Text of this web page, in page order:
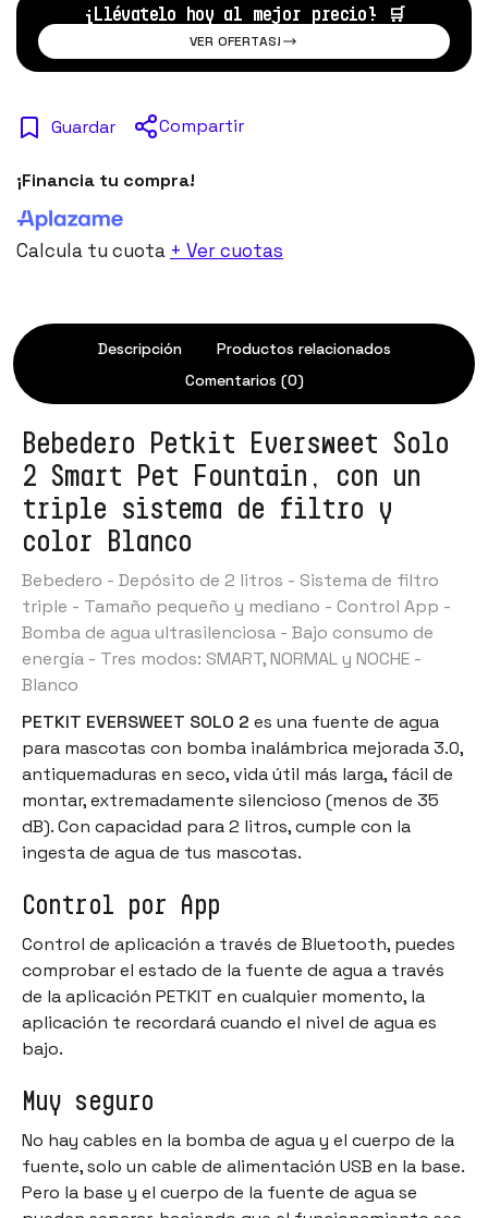
¡Llévatelo hoy al mejor precio! 🛒
VER OFERTAS!
Guardar Compartir
¡Financia tu compra!
Calcula tu cuota + Ver cuotas
Descripción
Productos relacionados
Comentarios (0)
Bebedero Petkit Eversweet Solo
2 Smart Pet Fountain, con un
triple sistema de filtro y
color Blanco
Bebedero - Depósito de 2 litros - Sistema de filtro
triple - Tamaño pequeño y mediano - Control App -
Bomba de agua ultrasilenciosa - Bajo consumo de
energía - Tres modos: SMART, NORMAL y NOCHE -
Blanco
PETKIT EVERSWEET SOLO 2 es una fuente de agua
para mascotas con bomba inalámbrica mejorada 3.0,
antiquemaduras en seco, vida útil más larga, fácil de
montar, extremadamente silencioso (menos de 35
dB). Con capacidad para 2 litros, cumple con la
ingesta de agua de tus mascotas.
Control por App
Control de aplicación a través de Bluetooth, puedes
comprobar el estado de la fuente de agua a través
de la aplicación PETKIT en cualquier momento, la
aplicación te recordará cuando el nivel de agua es
bajo.
Muy seguro
No hay cables en la bomba de agua y el cuerpo de la
fuente, solo un cable de alimentación USB en la base.
Pero la base y el cuerpo de la fuente de agua se